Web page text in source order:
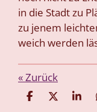
in die Stadt zu
zu jenem
weich werden
«Zurück
T
T
T